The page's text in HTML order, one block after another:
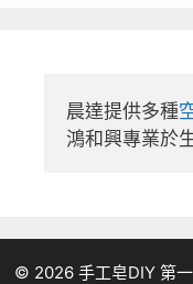
晨達提供多種
鴻和興專業於
© 2026 手工皂DIY 第